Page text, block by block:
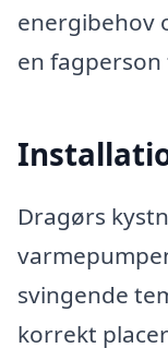
energibehov
en
Dragørs
svingende
korrekt